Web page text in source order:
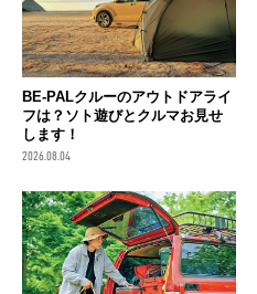
BE-PALクルーのアウトドアライ
フは？ソト遊びとクルマお見せ
します！
2026.08.04